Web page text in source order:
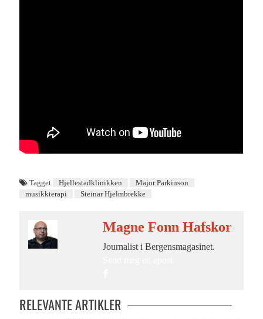
Tagget Hjellestadklinikken
Major Parkinson
musikkterapi
Steinar Hjelmbrekke
Magne Fonn Hafskor
Journalist i Bergensmagasinet.
RELEVANTE ARTIKLER